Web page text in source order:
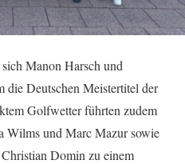
Manon Harsch und
Deutschen Meistertitel der
Golfwetter führten zudem
Wilms und Marc Mazur sowie
Domin zu einem